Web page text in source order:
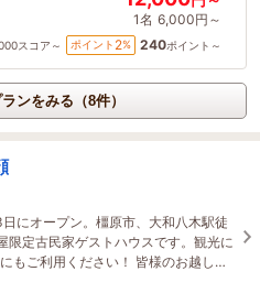
1名 6,000円～
スコア～ ポイント 2% 240ポイント～
ンをみる（8件）
にオープン。橿原市、大和八木駅徒
限定古民家ゲストハウスです。観光に
もご利用ください！ 皆様のお越しを
ております。